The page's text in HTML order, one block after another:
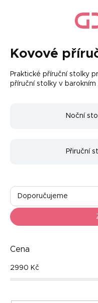
Kovové
Praktické příruční stolky
příruční stolky v
Noční
Přiruční
Ř
z
e
n
p
o
Doporučujeme
Nejprodávanější
Abecedně
Cena
2990 Kč